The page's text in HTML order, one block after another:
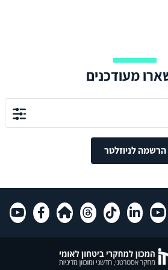
מעודכנים
הרשמה לניוזלטר